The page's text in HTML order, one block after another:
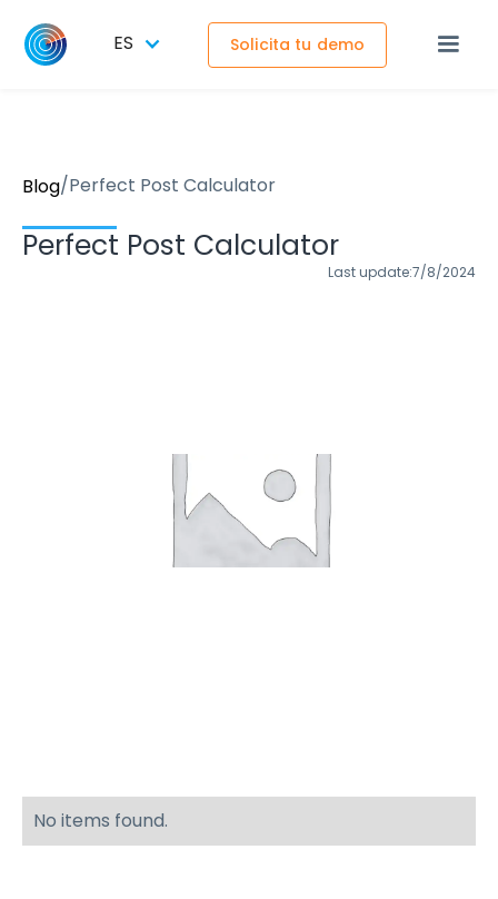
Solicita tu demo
ES
Blog/Perfect Post Calculator
Perfect Post Calculator
Last update:7/8/2024
No items found.